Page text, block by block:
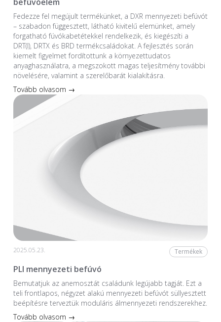
Fedezze fel megújult termékünket, a DXR mennyezeti befúvót
– szabadon függesztett, látható kivitelű elemünket, amely
forgatható fúvókabetétekkel rendelkezik, és kiegészíti a
DRT(I), DRTX és BRD termékcsaládokat. A fejlesztés során
kiemelt figyelmet fordítottunk a környezettudatos
anyaghasználatra, a megszokott magas teljesítmény további
növelésére, valamint a szerelőbarát kialakításra.
Tovább olvasom →
2025.05.23. Termékek
PLI mennyezeti befúvó
Bemutatjuk az anemosztát családunk legújabb tagját. Ezt a
teli frontlapos, négyzet alakú mennyezeti befúvót süllyesztett
beépítésre terveztük moduláris álmennyezeti rendszerekhez.
Tovább olvasom →